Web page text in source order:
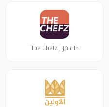
ذا شفز | The Chefz